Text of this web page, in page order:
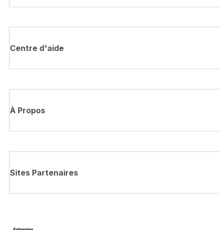
Centre d'aide
À Propos
Sites Partenaires